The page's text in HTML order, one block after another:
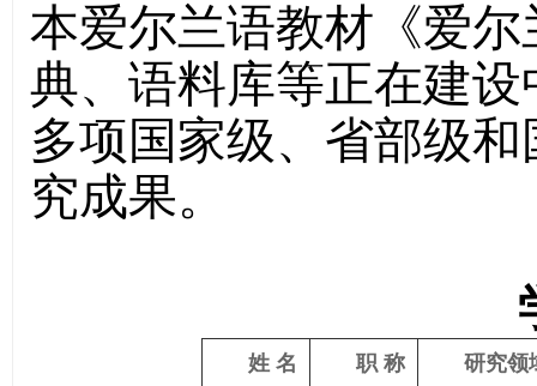
本爱尔兰语教材《爱
典、语料库等正在建
多项国家级、省部级
究成果。
姓 名 职 称 研究领